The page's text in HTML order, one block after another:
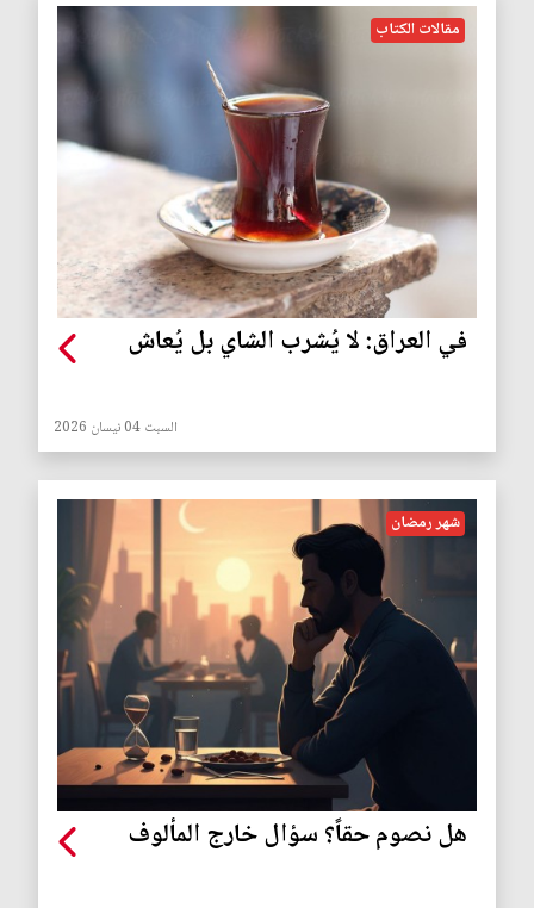
مقالات الكتاب
في العراق: لا يُشرب الشاي بل يُعاش
السبت 04 نيسان 2026
شهر رمضان
هل نصوم حقاً؟ سؤال خارج المألوف